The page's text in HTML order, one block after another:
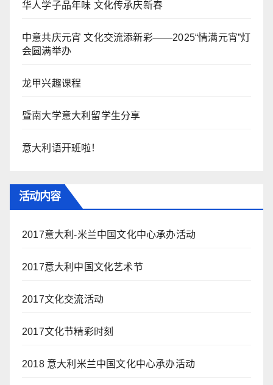
华人学子品年味 文化传承庆新春
中意共庆元宵 文化交流添新彩——2025“情满元宵”灯
会圆满举办
龙甲兴趣课程
暨南大学意大利留学生分享
意大利语开班啦！
活动内容
2017意大利-米兰中国文化中心承办活动
2017意大利中国文化艺术节
2017文化交流活动
2017文化节精彩时刻
2018 意大利米兰中国文化中心承办活动